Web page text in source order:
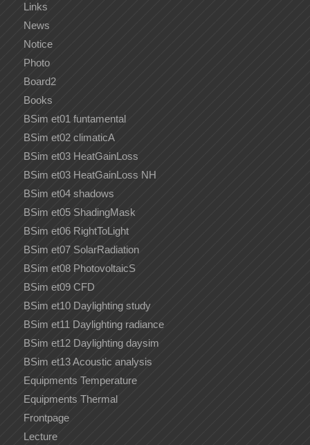
Links
News
Notice
Photo
Board2
Books
BSim et01 funtamental
BSim et02 climaticA
BSim et03 HeatGainLoss
BSim et03 HeatGainLoss NH
BSim et04 shadows
BSim et05 ShadingMask
BSim et06 RightToLight
BSim et07 SolarRadiation
BSim et08 PhotovoltaicS
BSim et09 CFD
BSim et10 Daylighting study
BSim et11 Daylighting radiance
BSim et12 Daylighting daysim
BSim et13 Acoustic analysis
Equipments Temperature
Equipments Thermal
Frontpage
Lecture